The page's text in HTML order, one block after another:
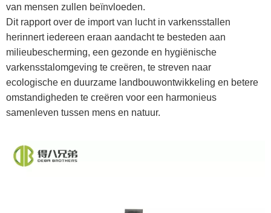
van mensen zullen beïnvloeden.
Dit rapport over de import van lucht in varkensstallen
herinnert iedereen eraan aandacht te besteden aan
milieubescherming, een gezonde en hygiënische
varkensstalomgeving te creëren, te streven naar
ecologische en duurzame landbouwontwikkeling en betere
omstandigheden te creëren voor een harmonieus
samenleven tussen mens en natuur.